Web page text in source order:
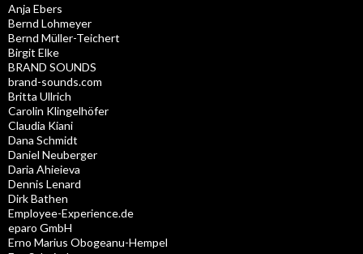
Anja Ebers
Bernd Lohmeyer
Bernd Müller-Teichert
Birgit Elke
BRAND SOUNDS
brand-sounds.com
Britta Ullrich
Carolin Klingelhöfer
Claudia Kiani
Dana Schmidt
Daniel Neuberger
Daria Ahieieva
Dennis Lenard
Dirk Bathen
Employee-Experience.de
eparo GmbH
Erno Marius Obogeanu-Hempel